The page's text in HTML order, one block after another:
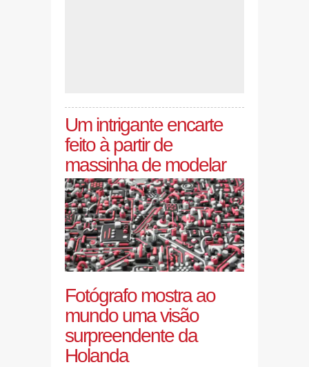
Um intrigante encarte
feito à partir de
massinha de modelar
Fotógrafo mostra ao
mundo uma visão
surpreendente da
Holanda